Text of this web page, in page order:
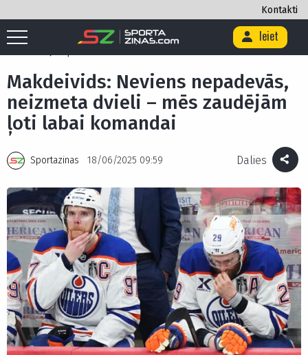
Kontakti
Ieiet
Sākums / Makdeivids: Neviens nepadevās, neizmeta dvieli –
Makdeivids: Neviens nepadevās,
neizmeta dvieli – mēs zaudējām
ļoti labai komandai
Sportazinas 18/06/2025 09:59 Dalies